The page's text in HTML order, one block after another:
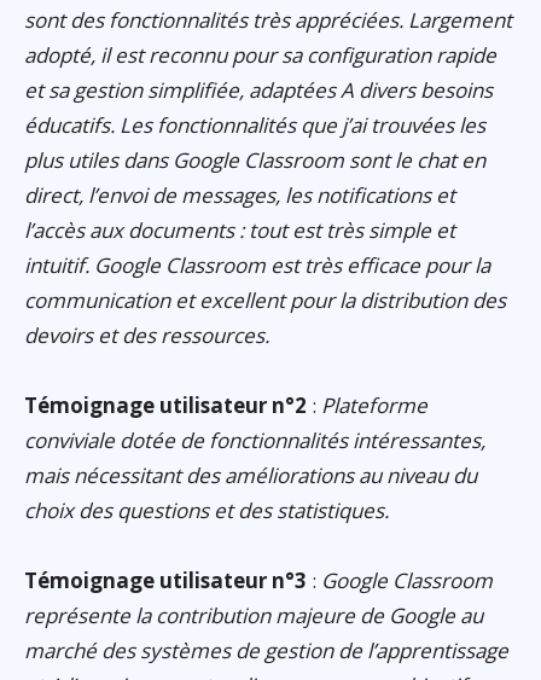
sont des fonctionnalités très appréciées. Largement
adopté, il est reconnu pour sa configuration rapide
et sa gestion simplifiée, adaptées A divers besoins
éducatifs. Les fonctionnalités que j’ai trouvées les
plus utiles dans Google Classroom sont le chat en
direct, l’envoi de messages, les notifications et
l’accès aux documents : tout est très simple et
intuitif. Google Classroom est très efficace pour la
communication et excellent pour la distribution des
devoirs et des ressources.
Témoignage utilisateur n°2 : Plateforme
conviviale dotée de fonctionnalités intéressantes,
mais nécessitant des améliorations au niveau du
choix des questions et des statistiques.
Témoignage utilisateur n°3 : Google Classroom
représente la contribution majeure de Google au
marché des systèmes de gestion de l’apprentissage